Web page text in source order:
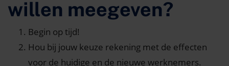
willen meegeven?
Begin op tijd!
Hou bij jouw keuze rekening met de effecten
voor de huidige en de nieuwe werknemers.